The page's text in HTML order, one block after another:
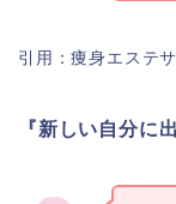
引用：痩身エステ
『新しい自分に